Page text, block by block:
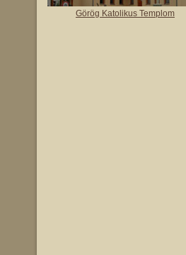
Görög Katolikus Templom